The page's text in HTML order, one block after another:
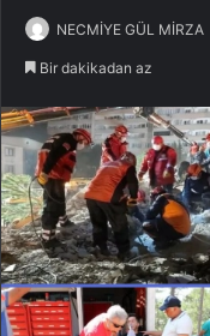
NECMİYE GÜL MİRZA
Bir dakikadan az